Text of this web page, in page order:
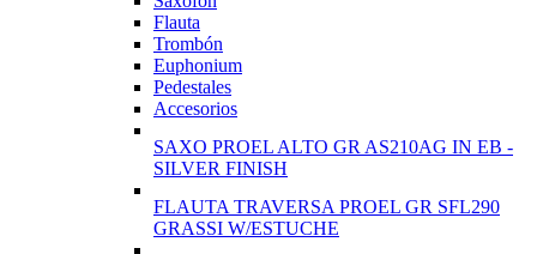
Flauta
Trombón
Euphonium
Pedestales
Accesorios
SAXO PROEL ALTO GR AS210AG IN EB -
SILVER FINISH
FLAUTA TRAVERSA PROEL GR SFL290
GRASSI W/ESTUCHE